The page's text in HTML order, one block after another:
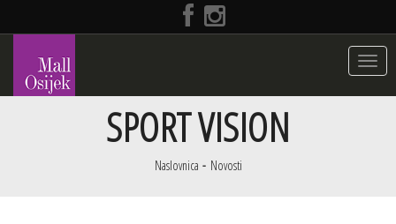
Toggle
SPORT VISION
Naslovnica Novosti